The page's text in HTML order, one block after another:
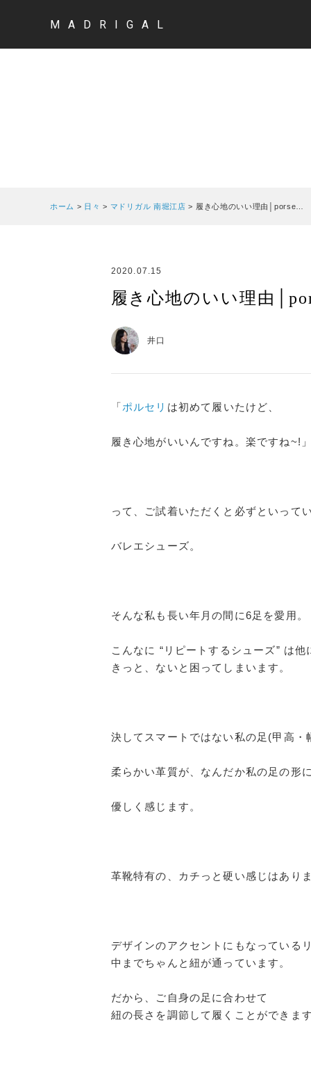
MADRIGAL
ホーム > 日々 > マドリガル 南堀江店 > 履き心地のいい理由│porse…
2020.07.15
履き心地のいい理由
井口
「ポルセリ は初めて履いたけど、
履き心地がいいんですね。楽ですね~!」
って、ご試着いただくと必ずといって
バレエシューズ。
そんな私も長い年月の間に6足を愛用。
こんなに “リピートするシューズ” は他
きっと、ないと困ってしまいます。
決してスマートではない私の足(甲高・
柔らかい革質が、なんだか私の足の形
優しく感じます。
革靴特有の、カチっと硬い感じはありま
デザインのアクセントにもなっている
中までちゃんと紐が通っています。
だから、ご自身の足に合わせて
紐の長さを調節して履くことができます